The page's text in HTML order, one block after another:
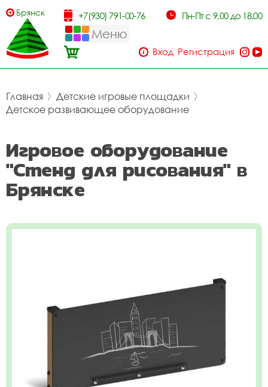
Брянск +7(930) 791-00-76 Пн-Пт с 9.00 до 18.00
Меню
Вход Регистрация
Главная 〉 Детские игровые площадки 〉
Детское развивающее оборудование
Игровое оборудование
"Стенд для рисования" в
Брянске